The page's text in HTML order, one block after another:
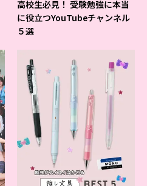
高校生必見！ 受験勉強に本当
に役立つYouTubeチャンネル
５選